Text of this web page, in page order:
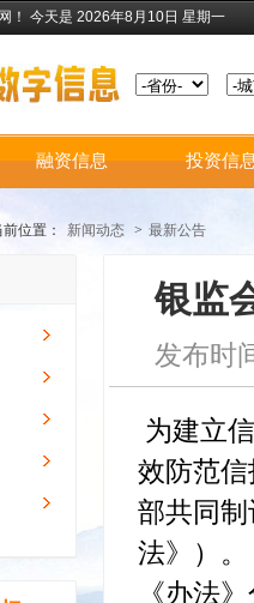
！ 今天是 2026年8月10日 星期一
融资信息 投资信
前位置： 新闻动态 > 最新公告
银监
发布时
为建立
效防范
部共同
法》）。
《办法